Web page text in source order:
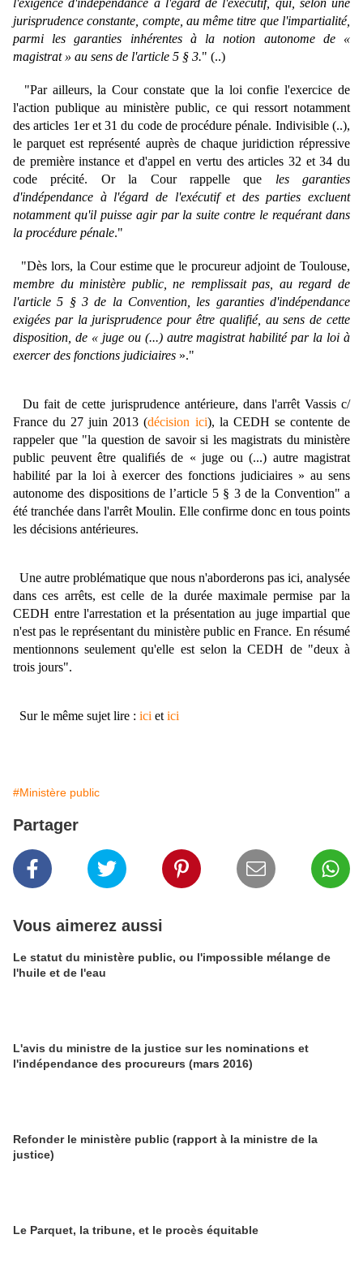
l'exigence d'indépendance à l'égard de l'exécutif, qui, selon une
jurisprudence constante, compte, au même titre que l'impartialité,
parmi les garanties inhérentes à la notion autonome de «
magistrat » au sens de l'article 5 § 3." (..)
"Par ailleurs, la Cour constate que la loi confie l'exercice de
l'action publique au ministère public, ce qui ressort notamment
des articles 1er et 31 du code de procédure pénale. Indivisible (..),
le parquet est représenté auprès de chaque juridiction répressive
de première instance et d'appel en vertu des articles 32 et 34 du
code précité. Or la Cour rappelle que les garanties
d'indépendance à l'égard de l'exécutif et des parties excluent
notamment qu'il puisse agir par la suite contre le requérant dans
la procédure pénale."
"Dès lors, la Cour estime que le procureur adjoint de Toulouse,
membre du ministère public, ne remplissait pas, au regard de
l'article 5 § 3 de la Convention, les garanties d'indépendance
exigées par la jurisprudence pour être qualifié, au sens de cette
disposition, de « juge ou (...) autre magistrat habilité par la loi à
exercer des fonctions judiciaires »."
Du fait de cette jurisprudence antérieure, dans l'arrêt Vassis c/
France du 27 juin 2013 (décision ici), la CEDH se contente de
rappeler que "la question de savoir si les magistrats du ministère
public peuvent être qualifiés de « juge ou (...) autre magistrat
habilité par la loi à exercer des fonctions judiciaires » au sens
autonome des dispositions de l’article 5 § 3 de la Convention" a
été tranchée dans l'arrêt Moulin. Elle confirme donc en tous points
les décisions antérieures.
Une autre problématique que nous n'aborderons pas ici, analysée
dans ces arrêts, est celle de la durée maximale permise par la
CEDH entre l'arrestation et la présentation au juge impartial que
n'est pas le représentant du ministère public en France. En résumé
mentionnons seulement qu'elle est selon la CEDH de "deux à
trois jours".
Sur le même sujet lire : ici et ici
#Ministère public
Partager
Vous aimerez aussi
Le statut du ministère public, ou l'impossible mélange de
l'huile et de l'eau
L'avis du ministre de la justice sur les nominations et
l'indépendance des procureurs (mars 2016)
Refonder le ministère public (rapport à la ministre de la
justice)
Le Parquet, la tribune, et le procès équitable